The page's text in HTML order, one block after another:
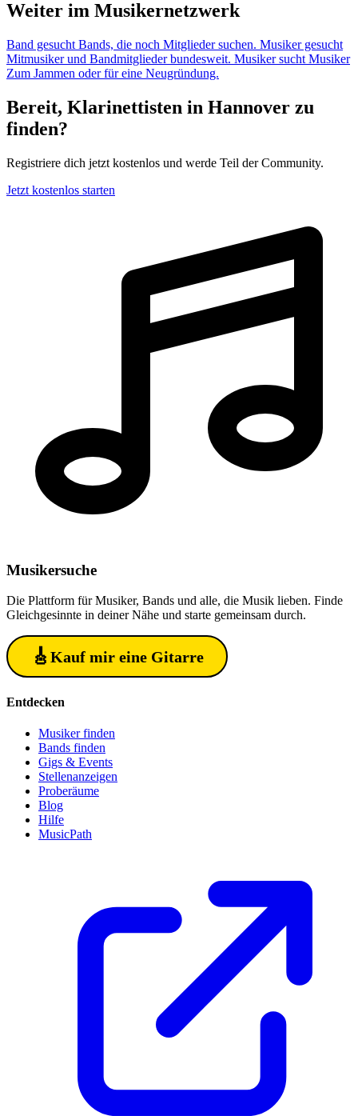
Weiter im Musikernetzwerk
Band gesucht Bands, die noch Mitglieder suchen. Musiker gesucht
Mitmusiker und Bandmitglieder bundesweit. Musiker sucht Musiker
Zum Jammen oder für eine Neugründung.
Bereit, Klarinettisten in Hannover zu
finden?
Registriere dich jetzt kostenlos und werde Teil der Community.
Jetzt kostenlos starten
Musikersuche
Die Plattform für Musiker, Bands und alle, die Musik lieben. Finde
Gleichgesinnte in deiner Nähe und starte gemeinsam durch.
🎸 Kauf mir eine Gitarre
Entdecken
Musiker finden
Bands finden
Gigs & Events
Stellenanzeigen
Proberäume
Blog
Hilfe
MusicPath